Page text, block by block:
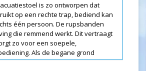
is zo ontworpen dat
op een rechte trap, bediend kan
één persoon. De rupsbanden
die remmend werkt. Dit vertraagt
zo voor een soepele,
Als de begane grond
kan de beugel worden ingeklapt en